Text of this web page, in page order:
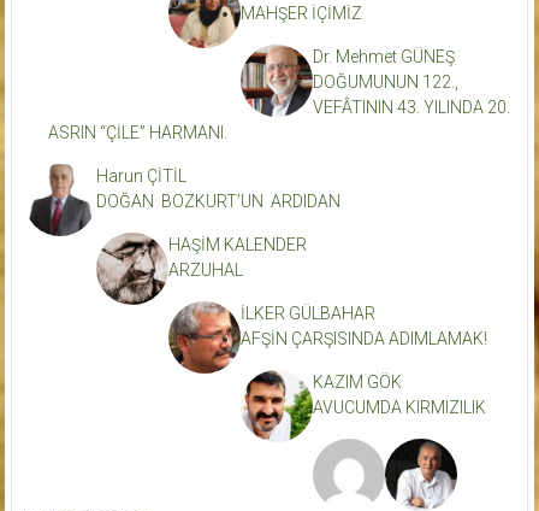
MAHŞER İÇİMİZ
Dr. Mehmet GÜNEŞ
DOĞUMUNUN 122.,
VEFÂTININ 43. YILINDA 20.
ASRIN “ÇİLE” HARMANI.
Harun ÇİTİL
DOĞAN BOZKURT’UN ARDIDAN
HAŞİM KALENDER
ARZUHAL
İLKER GÜLBAHAR
AFŞİN ÇARŞISINDA ADIMLAMAK!
KAZIM GÖK
AVUCUMDA KIRMIZILIK